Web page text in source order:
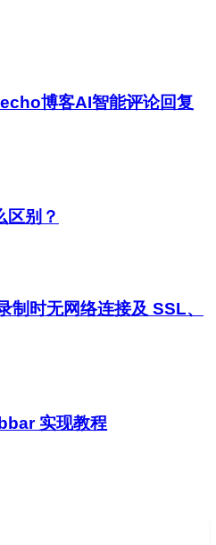
博客AI智能评论回复
别？
时无网络连接及 SSL、
实现教程